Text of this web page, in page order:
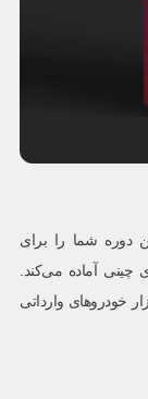
دوره شما را برای
چینی آماده می‌کند.
خودروهای وارداتی